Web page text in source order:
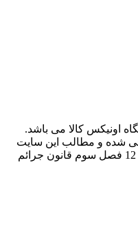
اونیکس کالا می باشد.
شده و مطالب این سایت
شرعا و قانونا جایز نیست وطبق ماده 12 فصل سوم قانون جرائم